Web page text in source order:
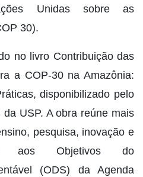
Unidas sobre as
30).
no livro Contribuição das
a COP-30 na Amazônia:
disponibilizado pelo
USP. A obra reúne mais
pesquisa, inovação e
aos Objetivos do
(ODS) da Agenda